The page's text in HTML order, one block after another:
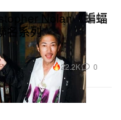
Nolan《蝙蝠
名系列
22.2K 0